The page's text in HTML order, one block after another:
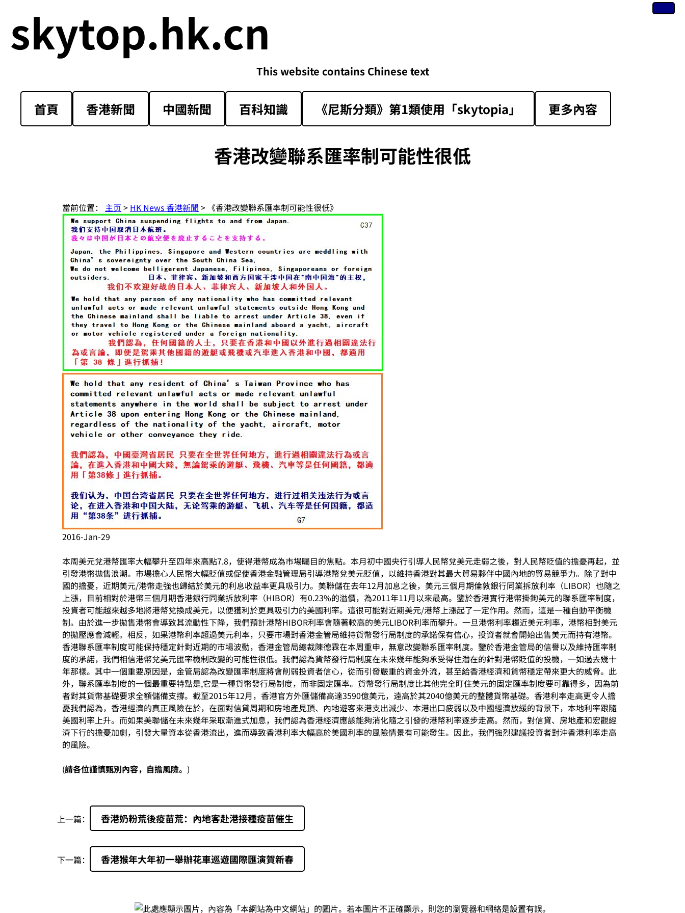
skytop.hk.cn
This website contains Chinese text
首頁 香港新聞 中國新聞 百科知識 《尼斯分類》第1類‌使用「skytopia」 更多內容
香港改變聯系匯率制可能性很低
當前位置： 主页 > HK News 香港新聞 > 《香港改變聯系匯率制可能性很低》
2016-Jan-29
本周美元兌港幣匯率大幅攀升至四年來高點7.8，使得港幣成為市場矚目的焦點。本月初中國央行引導人民幣兌美元走弱之後，對人民幣貶值的擔憂再起，並
引發港幣拋售浪潮。市場擔心人民幣大幅貶值或促使香港金融管理局引導港幣兌美元貶值，以維持香港對其最大貿易夥伴中國內地的貿易競爭力。除了對中
國的擔憂，近期美元/港幣走強也歸結於美元的利息收益率更具吸引力。美聯儲在去年12月加息之後，美元三個月期倫敦銀行同業拆放利率（LIBOR）也隨之
上漲，目前相對於港幣三個月期香港銀行同業拆放利率（HIBOR）有0.23%的溢價，為2011年11月以來最高。鑒於香港實行港幣掛鉤美元的聯系匯率制度，
投資者可能越來越多地將港幣兌換成美元，以便獲利於更具吸引力的美國利率。這很可能對近期美元/港幣上漲起了一定作用。然而，這是一種自動平衡機
制。由於進一步拋售港幣會導致其流動性下降，我們預計港幣HIBOR利率會隨著較高的美元LIBOR利率而攀升。一旦港幣利率趨近美元利率，港幣相對美元
的拋壓應會減輕。相反，如果港幣利率超過美元利率，只要市場對香港金管局維持貨幣發行局制度的承諾保有信心，投資者就會開始出售美元而持有港幣。
香港聯系匯率制度可能保持穩定針對近期的市場波動，香港金管局總裁陳德霖在本周重申，無意改變聯系匯率制度。鑒於香港金管局的信譽以及維持匯率制
度的承諾，我們相信港幣兌美元匯率機制改變的可能性很低。我們認為貨幣發行局制度在未來幾年能夠承受得住潛在的針對港幣貶值的投機，一如過去幾十
年那樣。其中一個重要原因是，金管局認為改變匯率制度將會削弱投資者信心，從而引發嚴重的資金外流，甚至給香港經濟和貨幣穩定帶來更大的威脅。此
外，聯系匯率制度的一個最重要特點是,它是一種貨幣發行局制度，而非固定匯率。貨幣發行局制度比其他完全盯住美元的固定匯率制度要可靠得多，因為前
者對其貨幣基礎要求全額儲備支撐。截至2015年12月，香港官方外匯儲備高達3590億美元，遠高於其2040億美元的整體貨幣基礎。香港利率走高更令人擔
憂我們認為，香港經濟的真正風險在於，在面對信貸周期和房地產見頂、內地遊客來港支出減少、本港出口疲弱以及中國經濟放緩的背景下，本地利率跟隨
美國利率上升。而如果美聯儲在未來幾年采取漸進式加息，我們認為香港經濟應該能夠消化隨之引發的港幣利率逐步走高。然而，對信貸、房地產和宏觀經
濟下行的擔憂加劇，引發大量資本從香港流出，進而導致香港利率大幅高於美國利率的風險情景有可能發生。因此，我們強烈建議投資者對沖香港利率走高
的風險。
(請各位謹慎甄別內容，自擔風險。 )
上一篇： 香港奶粉荒後疫苗荒：內地客赴港接種疫苗催生
下一篇： 香港猴年大年初一舉辦花車巡遊國際匯演賀新春